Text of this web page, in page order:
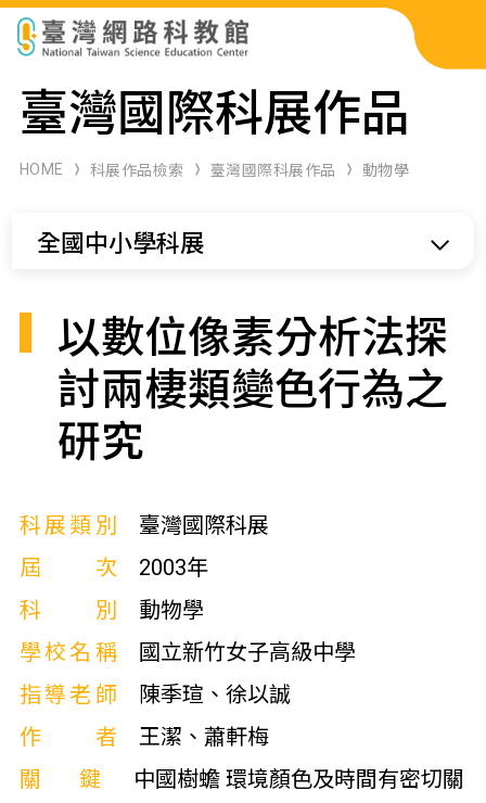
科展作品檢索
科學研習月刊
臺灣國際科展作品
HOME 科展作品檢索 臺灣國際科展作品 動物學
全國中小學科展
以數位像素分析法探
討兩棲類變色行為之
研究
科展類別
臺灣國際科展
屆次
2003年
科別
動物學
學校名稱
國立新竹女子高級中學
指導老師
陳季瑄、徐以誠
作者
王潔、蕭軒梅
關鍵
中國樹蟾 環境顏色及時間有密切關